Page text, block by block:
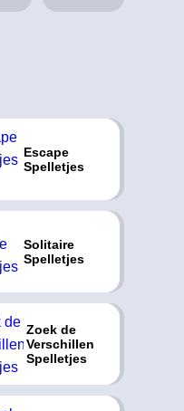
Escape
Spelletjes
Solitaire
Spelletjes
Zoek de
Verschillen
Spelletjes